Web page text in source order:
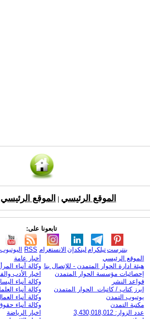
الموقع الرئيسي الموقع
تابعونا على:
اليوتيوب RSS الانستغرام لينكدإن تيلكرامبنترست
الموقع الرئيسي
هيئة ادارة الحوار المتمدن - للإتصال بنا
إحصائيات مؤسسة الحوار المتمدن
قواعد النشر
ابرز كتاب / كاتبات الحوار المتمدن
يوتيوب التمدن
مكتبة التمدن
عدد الزوار: 3,430,018,012
أخبار عامة
وكالة أنباء
اخبار الأدب
وكالة أنباء
وكالة أنباء
وكالة أنباء
وكالة أنباء
اخبار الرياضة